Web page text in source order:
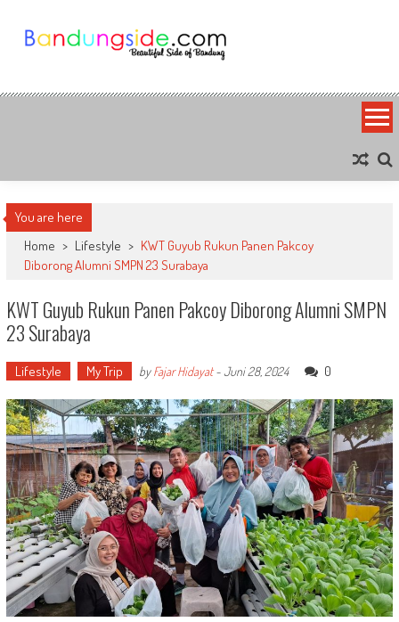
content
Bandung Side
You are here
Home > Lifestyle > KWT Guyub Rukun Panen Pakcoy
Diborong Alumni SMPN 23 Surabaya
KWT Guyub Rukun Panen Pakcoy Diborong Alumni SMPN
23 Surabaya
Lifestyle My Trip byFajar Hidayat-Juni 28, 2024 0